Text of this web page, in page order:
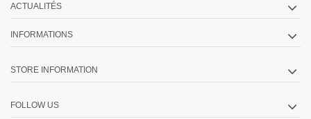
ACTUALITÉS
INFORMATIONS
STORE INFORMATION
FOLLOW US